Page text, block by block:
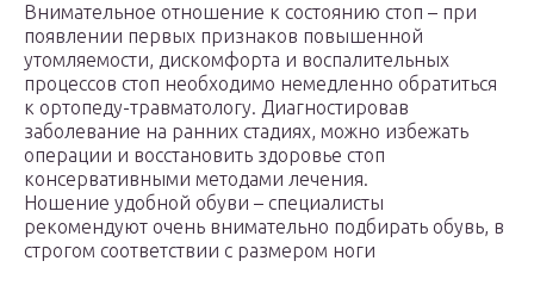
Внимательное отношение к состоянию стоп – при
появлении первых признаков повышенной
утомляемости, дискомфорта и воспалительных
процессов стоп необходимо немедленно обратиться
к ортопеду-травматологу. Диагностировав
заболевание на ранних стадиях, можно избежать
операции и восстановить здоровье стоп
консервативными методами лечения.
Ношение удобной обуви – специалисты
рекомендуют очень внимательно подбирать обувь, в
строгом соответствии с размером ноги